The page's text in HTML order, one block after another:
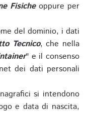
Fisicheoppure per
del dominio, i dati
Tecnico, che nella
" e il consenso
dei dati personali
si intendono
e data di nascita,